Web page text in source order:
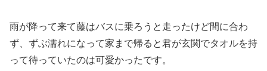
雨が降って来て藤はバスに乗ろうと走ったけど間に合わ
ず、ずぶ濡れになって家まで帰ると君が玄関でタオルを持
って待っていたのは可愛かったです。